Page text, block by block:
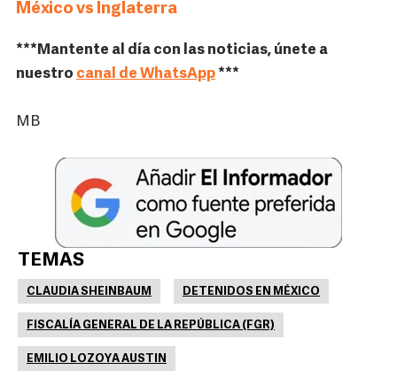
México vs Inglaterra
***Mantente al día con las noticias, únete a
nuestro canal de WhatsApp***
MB
TEMAS
CLAUDIA SHEINBAUM DETENIDOS EN MÉXICO
FISCALÍA GENERAL DE LA REPÚBLICA (FGR)
EMILIO LOZOYA AUSTIN